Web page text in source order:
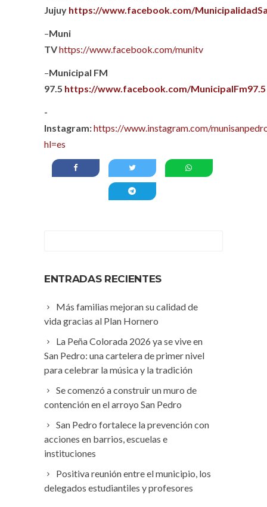
Jujuy https://www.facebook.com/
–Muni
TVhttps://www.facebook.com/munitv
–Municipal FM
97.5 https://www.facebook.com/MunicipalFm97.5
-
Instagram:https://www.instagram.com/
hl=es
ENTRADAS RECIENTES
Más familias mejoran su calidad de
vida gracias al Plan Hornero
La Peña Colorada 2026 ya se vive en
San Pedro: una cartelera de primer nivel
para celebrar la música y la tradición
Se comenzó a construir un muro de
contención en el arroyo San Pedro
San Pedro fortalece la prevención con
acciones en barrios, escuelas e
instituciones
Positiva reunión entre el municipio, los
delegados estudiantiles y profesores